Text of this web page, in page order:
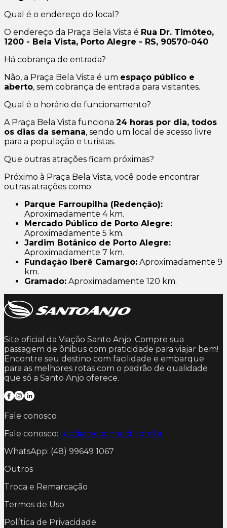
Qual é o endereço do local?
O endereço da Praça Bela Vista é Rua Dr. Timóteo,
1200 - Bela Vista, Porto Alegre - RS, 90570-040.
Há cobrança de entrada?
Não, a Praça Bela Vista é um espaço público e
aberto, sem cobrança de entrada para visitantes.
Qual é o horário de funcionamento?
A Praça Bela Vista funciona 24 horas por dia, todos
os dias da semana, sendo um local de acesso livre
para a população e turistas.
Que outras atrações ficam próximas?
Próximo à Praça Bela Vista, você pode encontrar
outras atrações como:
Parque Farroupilha (Redenção):
Aproximadamente 4 km.
Mercado Público de Porto Alegre:
Aproximadamente 5 km.
Jardim Botânico de Porto Alegre:
Aproximadamente 7 km.
Fundação Iberê Camargo: Aproximadamente 9
km.
Gramado: Aproximadamente 120 km.
Site oficial da Viação Santo Anjo. Compre sua
passagem de ônibus com praticidade para viajar bem!
Encontre seu destino com facilidade e embarque
para as melhores rotas com o padrão de qualidade
que só a Santo Anjo oferece.
Fale conosco
Fale conosco: sac@anjoconnect.com.br
WhatsApp: (48) 99649 1067
Outros
Troca e Remarcação
Termos de Uso
Política de Privacidade